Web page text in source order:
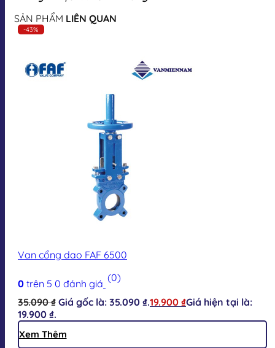
SẢN PHẨM LIÊN QUAN
-43%
Van cổng dao FAF 6500
0 trên 5 0 đánh giá (0)
35.090₫ Giá gốc là: 35.090 ₫.19.900 ₫Giá hiện tại là:
19.900 ₫.
Xem Thêm